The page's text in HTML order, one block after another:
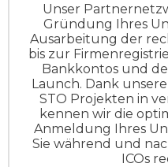
Unser
Gründung Ihres
Ausarbeitung der
bis zur
Bankkontos und
Launch. Dank
STO Projekten in
kennen wir die
Anmeldung Ihres
Sie während und
ICOs